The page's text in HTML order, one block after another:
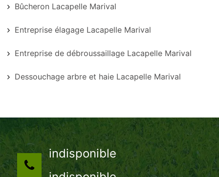
Bûcheron Lacapelle Marival
Entreprise élagage Lacapelle Marival
Entreprise de débroussaillage Lacapelle Marival
Dessouchage arbre et haie Lacapelle Marival
indisponible